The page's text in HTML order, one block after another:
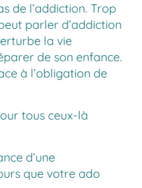
de l’addiction. Trop
parler d’addiction
la vie
de son enfance.
à l’obligation de
tous ceux-là
d’une
que votre ado